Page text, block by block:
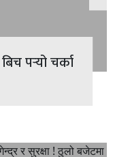
पर्‍यो चर्का